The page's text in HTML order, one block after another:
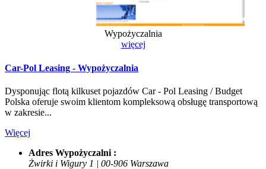
Wypożyczalnia
więcej
Car-Pol Leasing - Wypożyczalnia
Dysponując flotą kilkuset pojazdów Car - Pol Leasing / Budget
Polska oferuje swoim klientom kompleksową obsługę transportową
w zakresie...
Więcej
Adres Wypożyczalni :
Żwirki i Wigury 1 | 00-906 Warszawa